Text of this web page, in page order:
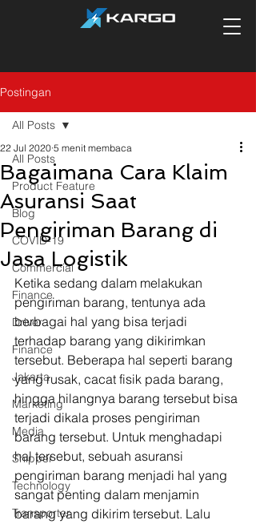
Postingan
All Posts
Product Feature
Blog
COVID-19
Commercial
Finance
Driver
Finance
Jakarta
Marketing
Media
Shipper
Technology
Transporter
All Posts
Bagaimana Cara Klaim
Asuransi Saat
Pengiriman Barang di
Jasa Logistik
22 Jul 2020 5 menit membaca
Ketika sedang dalam melakukan
pengiriman barang, tentunya ada
berbagai hal yang bisa terjadi
terhadap barang yang dikirimkan
tersebut. Beberapa hal seperti barang
yang rusak, cacat fisik pada barang,
hingga hilangnya barang tersebut bisa
terjadi dikala proses pengiriman
barang tersebut. Untuk menghadapi
hal tersebut, sebuah asuransi
pengiriman barang menjadi hal yang
sangat penting dalam menjamin
barang yang dikirim tersebut. Lalu